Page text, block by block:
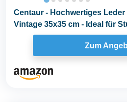
Centaur - Hochwertiges
Vintage 35x35 cm - Ideal für
Zum